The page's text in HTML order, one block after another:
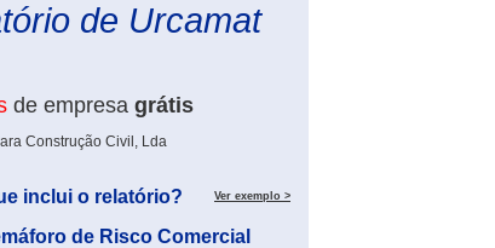
de Urcamat
de empresa grátis
Construção Civil, Lda
inclui o relatório? Ver exemplo >
de Risco Comercial